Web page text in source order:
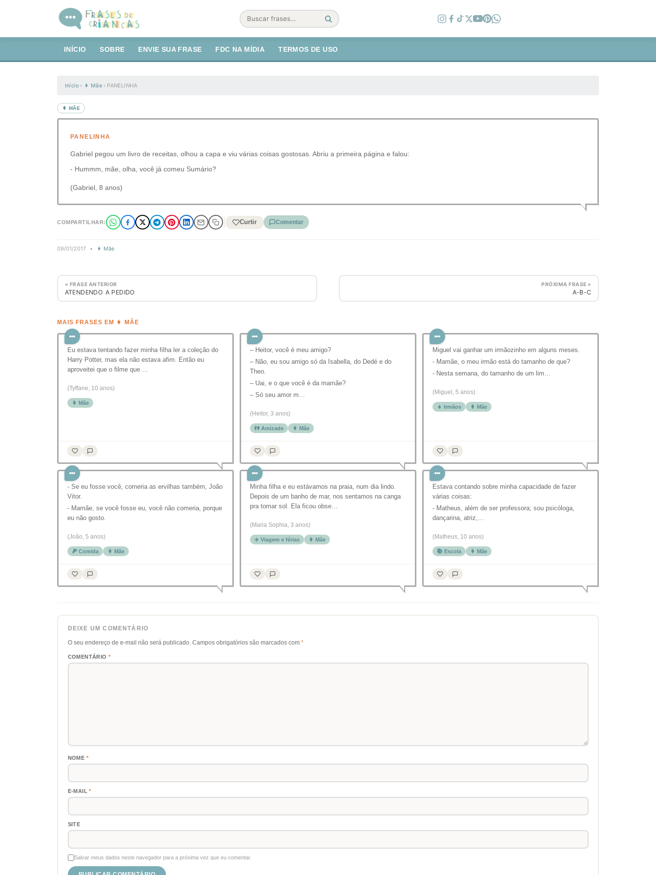
Buscar
INÍCIO SOBRE ENVIE SUA FRASE FDC NA MÍDIA TERMOS DE USO
Início › 👩 Mãe › PANELINHA
👩 MÃE
PANELINHA
Gabriel pegou um livro de receitas, olhou a capa e viu várias coisas gostosas. Abriu a primeira página e falou:
- Hummm, mãe, olha, você já comeu Sumário?
(Gabriel, 8 anos)
COMPARTILHAR: Curtir Comentar
09/01/2017 • 👩 Mãe
« FRASE ANTERIOR
ATENDENDO A PEDIDO
PRÓXIMA FRASE »
A-B-C
MAIS FRASES EM 👩 MÃE
Eu estava tentando fazer minha filha ler a coleção do
Harry Potter, mas ela não estava afim. Então eu
aproveitei que o filme que …
(Tyffane, 10 anos)
👩 Mãe
– Heitor, você é meu amigo?
– Não, eu sou amigo só da Isabella, do Dedé e do
Theo.
– Uai, e o que você é da mamãe?
– Só seu amor m…
(Heitor, 3 anos)
👫 Amizade 👩 Mãe
Miguel vai ganhar um irmãozinho em alguns meses.
- Mamãe, o meu irmão está do tamanho de que?
- Nesta semana, do tamanho de um lim…
(Miguel, 5 anos)
👧 Irmãos 👩 Mãe
- Se eu fosse você, comeria as ervilhas também, João
Vitor.
- Mamãe, se você fosse eu, você não comeria, porque
eu não gosto.
(João, 5 anos)
🍕 Comida 👩 Mãe
Minha filha e eu estávamos na praia, num dia lindo.
Depois de um banho de mar, nos sentamos na canga
pra tomar sol. Ela ficou obse…
(Maria Sophia, 3 anos)
✈️ Viagem e férias 👩 Mãe
Estava contando sobre minha capacidade de fazer
várias coisas:
- Matheus, além de ser professora; sou psicóloga,
dançarina, atriz,…
(Matheus, 10 anos)
📚 Escola 👩 Mãe
DEIXE UM COMENTÁRIO
O seu endereço de e-mail não será publicado. Campos obrigatórios são marcados com *
COMENTÁRIO *
NOME *
E-MAIL*
SITE
Salvar meus dados neste navegador para a próxima vez que eu comentar.